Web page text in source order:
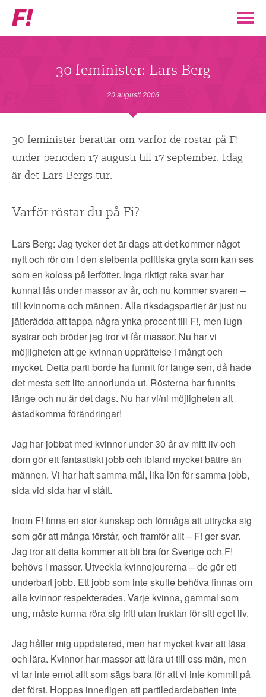
Feministiskt
initiativ
ENGAGERA DIG I F! ▼
OM FI ▼
FÖR MEDLEMMAR ▼
NYHETER
SÖK
30 feminister: Lars Berg
20 augusti 2006
30 feminister berättar om varför de röstar på F!
under perioden 17 augusti till 17 september. Idag
är det Lars Bergs tur.
Varför röstar du på Fi?
Lars Berg: Jag tycker det är dags att det kommer något
nytt och rör om i den stelbenta politiska gryta som kan ses
som en koloss på lerfötter. Inga riktigt raka svar har
kunnat fås under massor av år, och nu kommer svaren –
till kvinnorna och männen. Alla riksdagspartier är just nu
jätterädda att tappa några ynka procent till F!, men lugn
systrar och bröder jag tror vi får massor. Nu har vi
möjligheten att ge kvinnan upprättelse i mångt och
mycket. Detta parti borde ha funnit för länge sen, då hade
det mesta sett lite annorlunda ut. Rösterna har funnits
länge och nu är det dags. Nu har vi/ni möjligheten att
åstadkomma förändringar!
Jag har jobbat med kvinnor under 30 år av mitt liv och
dom gör ett fantastiskt jobb och ibland mycket bättre än
männen. Vi har haft samma mål, lika lön för samma jobb,
sida vid sida har vi stått.
Inom F! finns en stor kunskap och förmåga att uttrycka sig
som gör att många förstår, och framför allt – F! ger svar.
Jag tror att detta kommer att bli bra för Sverige och F!
behövs i massor. Utveckla kvinnojourerna – de gör ett
underbart jobb. Ett jobb som inte skulle behöva finnas om
alla kvinnor respekterades. Varje kvinna, gammal som
ung, måste kunna röra sig fritt utan fruktan för sitt eget liv.
Jag håller mig uppdaterad, men har mycket kvar att läsa
och lära. Kvinnor har massor att lära ut till oss män, men
vi tar inte emot allt som sägs bara för att vi inte kommit på
det först. Hoppas innerligen att partiledardebatten inte